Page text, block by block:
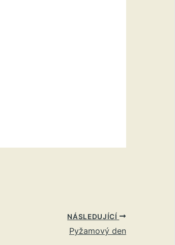
NÁSLEDUJÍCÍ
Pyžamový den